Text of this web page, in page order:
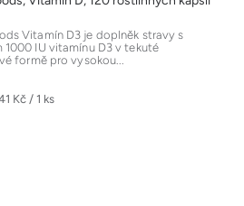
Kč / 1 ks
Vitamín D3 je doplněk stravy s
1000 IU vitamínu D3 v tekuté
formě pro vysokou...